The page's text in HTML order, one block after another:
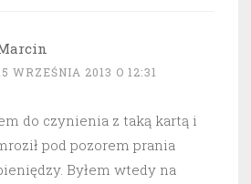
WRZEŚNIA 2013 O 12:31
do czynienia z taką kartą i
pod pozorem prania
Byłem wtedy na